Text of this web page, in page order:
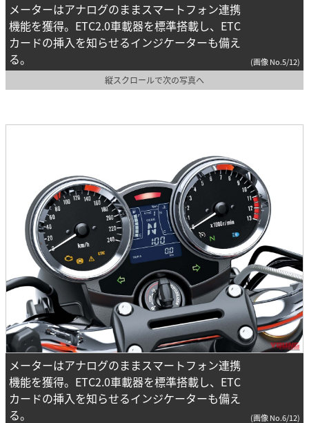
メーターはアナログのままスマートフォン連携
機能を獲得。ETC2.0車載器を標準搭載し、ETC
カードの挿入を知らせるインジケーターも備え
る。
(画像 No.5/12)
縦スクロールで次の写真へ
メーターはアナログのままスマートフォン連携
機能を獲得。ETC2.0車載器を標準搭載し、ETC
カードの挿入を知らせるインジケーターも備え
る。
(画像 No.6/12)